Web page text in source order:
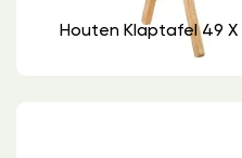
Houten Klaptafel 49 X